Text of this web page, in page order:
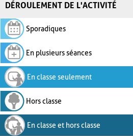
DÉROULEMENT DE L'ACTIVITÉ
Sporadiques
En plusieurs séances
En classe seulement
Hors classe
En classe et hors classe